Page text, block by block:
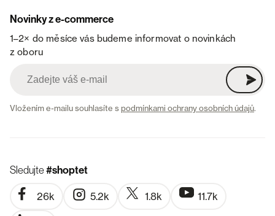
Novinky z e-commerce
1–2× do měsíce vás budeme informovat o novinkách
z oboru
Vložením e-mailu souhlasíte spodmínkami ochrany osobních údajů.
Sledujte#shoptet
26k 5.2k 1.8k 11.7k